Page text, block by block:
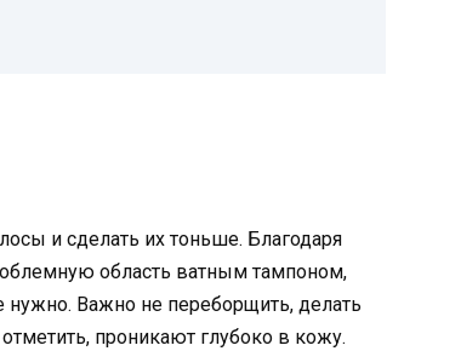
и сделать их тоньше. Благодаря
область ватным тампоном,
Важно не переборщить, делать
проникают глубоко в кожу.